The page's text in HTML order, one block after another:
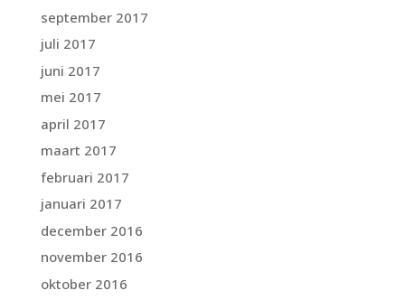
september 2017
juli 2017
juni 2017
mei 2017
april 2017
maart 2017
februari 2017
januari 2017
december 2016
november 2016
oktober 2016